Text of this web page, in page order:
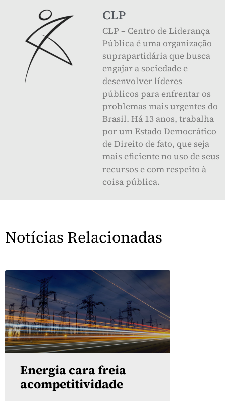
CLP
CLP – Centro de Liderança
Pública é uma organização
suprapartidária que busca
engajar a sociedade e
desenvolver líderes
públicos para enfrentar os
problemas mais urgentes do
Brasil. Há 13 anos, trabalha
por um Estado Democrático
de Direito de fato, que seja
mais eficiente no uso de seus
recursos e com respeito à
coisa pública.
Notícias Relacionadas
Energia cara freia
acompetitividade